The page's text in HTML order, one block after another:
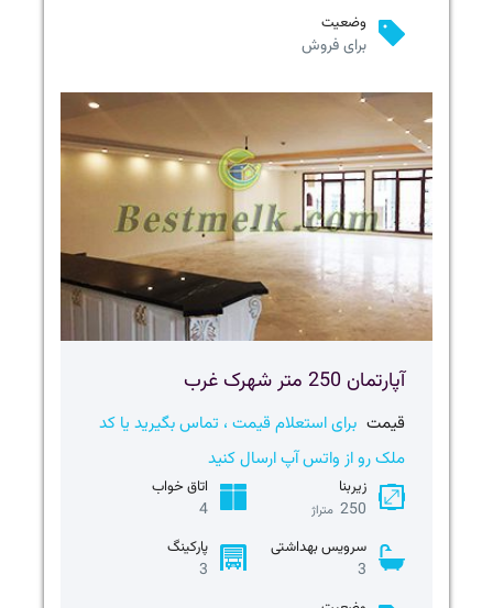
وضعیت
برای فروش
آپارتمان 250 متر شهرک غرب
قیمت برای استعلام قیمت ، تماس بگیرید یا کد
ملک رو از واتس آپ ارسال کنید
زیربنا
250 متراژ
اتاق خواب
4
سرویس بهداشتی
3
پارکینگ
3